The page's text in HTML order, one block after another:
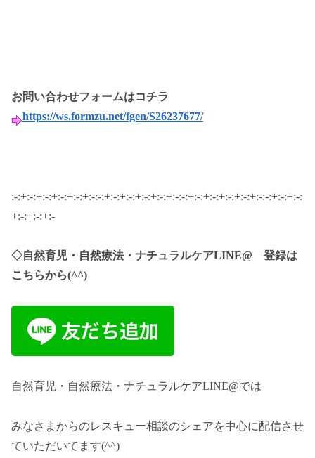
お問い合わせフォームはコチラ
https://ws.formzu.net/fgen/S26237677/
:-:+:-:+:-:+:-:+:-:+:-:-:+:-:+:-:+:-:+:-:+:-:-:+:-:+:-:+:-:+:-:+:-:-:+:-:+:-:
+:-:+:-:+:-
◇自然育児・自然療法・ナチュラルケアLINE@ 登録は
こちらから(^^)
自然育児・自然療法・ナチュラルケアLINE@では
みなさまからのレスキュー相談のシェアを中心に配信させ
ていただいてます(^^)